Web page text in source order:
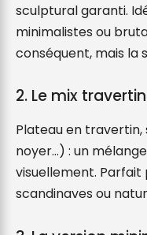
sculptural garanti.
minimalistes ou
conséquent, mais la
2. Le mix
Plateau en
noyer…) : un
visuellement.
scandinaves ou